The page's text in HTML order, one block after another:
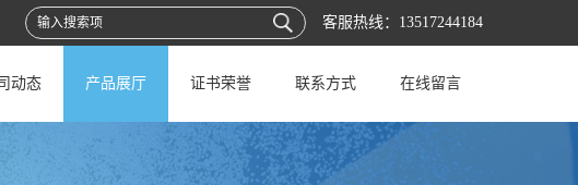
客服热线： 13517244184
动态 产品展厅 证书荣誉 联系方式 在线留言